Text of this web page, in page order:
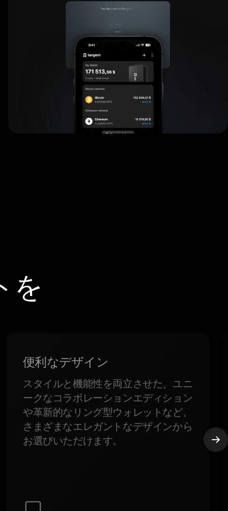
を
便利なデザイン
スタイルと機能性を両立させた、ユニ
ークなコラボレーションエディション
や革新的なリング型ウォレットなど、
さまざまなエレガントなデザインから
お選びいただけます。